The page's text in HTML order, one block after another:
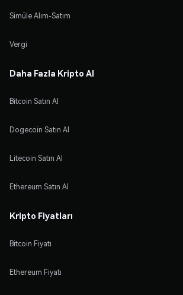
Simüle Alım-Satım
Vergi
Daha Fazla Kripto Al
Bitcoin Satın Al
Dogecoin Satın Al
Litecoin Satın Al
Ethereum Satın Al
Kripto Fiyatları
Bitcoin Fiyatı
Ethereum Fiyatı